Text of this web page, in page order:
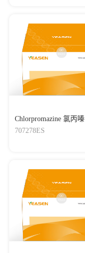
Chlorpromazine 氯丙嗪
707278ES